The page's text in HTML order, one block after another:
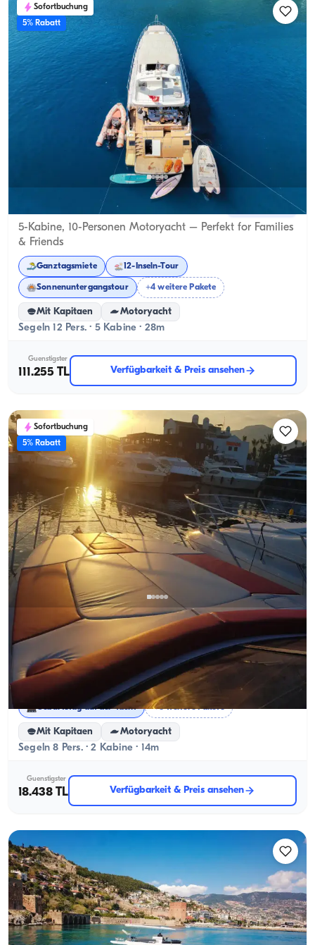
Sofortbuchung
5% Rabatt
Neues Boot
5-Kabine, 10-Personen Motoryacht – Perfekt for Families
& Friends
Ganztagsmiete 12-Inseln-Tour
Sonnenuntergangstour +4 weitere Pakete
Mit Kapitaen Motoryacht
Segeln 12 Pers. · 5 Kabine · 28m
Guenstigster
111.255 TL Verfügbarkeit & Preis ansehen
Sofortbuchung
5% Rabatt
Marmaris, Muğla
Kreuzfahrt Marmaris’ Gewässer with an 8-Personen
Preiswert Jacht
Sonnenuntergangstour Ganztagsmiete
Geburtstag auf der Yacht +6 weitere Pakete
Mit Kapitaen Motoryacht
Segeln 8 Pers. · 2 Kabine · 14m
Guenstigster
18.438 TL Verfügbarkeit & Preis ansehen